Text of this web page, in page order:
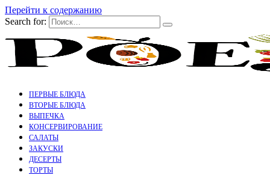
Перейти к содержанию
Search for:
ПЕРВЫЕ БЛЮДА
ВТОРЫЕ БЛЮДА
ВЫПЕЧКА
КОНСЕРВИРОВАНИЕ
САЛАТЫ
ЗАКУСКИ
ДЕСЕРТЫ
ТОРТЫ